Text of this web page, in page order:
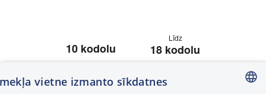
10 kodolu
Līdz
18 kodolu
CPU
vietne izmanto sīkdatnes